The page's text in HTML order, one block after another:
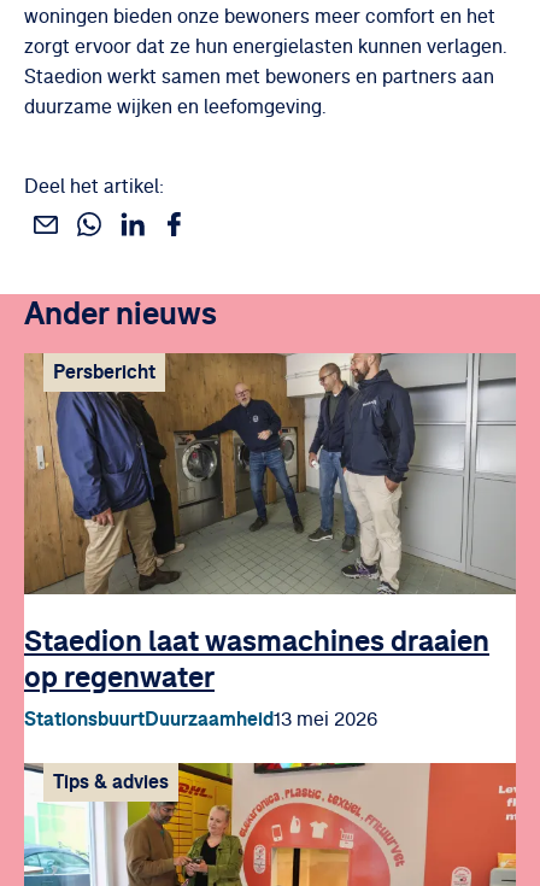
woningen bieden onze bewoners meer comfort en het
zorgt ervoor dat ze hun energielasten kunnen verlagen.
Staedion werkt samen met bewoners en partners aan
duurzame wijken en leefomgeving.
Deel het artikel:
Deel dit via e-mail
Deel dit via WhatsApp
Deel dit via Linkedin
Deel dit via Facebook
Ander nieuws
Staedion laat wasmachines draaien
op regenwater
StationsbuurtDuurzaamheid13 mei 2026
Persbericht
Tips & advies